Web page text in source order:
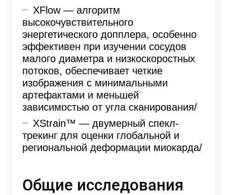
XFlow — алгоритм
высокочувствительного
энергетического допплера, особенно
эффективен при изучении сосудов
малого диаметра и низкоскоростных
потоков, обеспечивает четкие
изображения с минимальными
артефактами и меньшей
зависимостью от угла сканирования/
XStrain™ — двумерный спекл-
трекинг для оценки глобальной и
региональной деформации миокарда/
Общие исследования